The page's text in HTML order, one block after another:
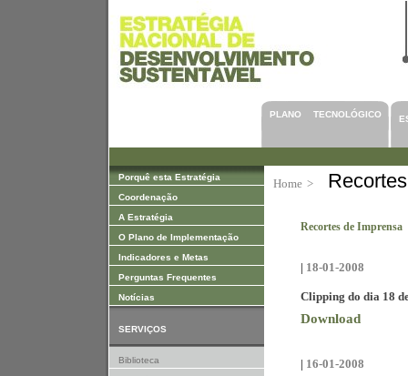
PLANO TECNOLÓGICO
Porquê esta Estratégia
Coordenação
A Estratégia
O Plano de Implementação
Indicadores e Metas
Perguntas Frequentes
Notícias
SERVIÇOS
Biblioteca
Home >
Recortes de Imprensa
| 18-01-2008
Clipping do dia 18
Download
| 16-01-2008